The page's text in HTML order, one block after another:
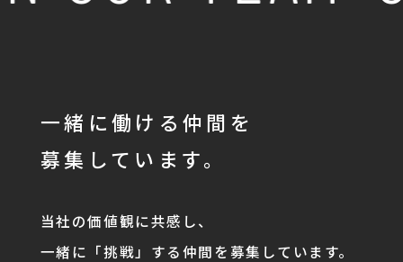
一緒に働ける仲間を
募集しています。
当社の価値観に共感し、
一緒に「挑戦」する仲間を募集しています。